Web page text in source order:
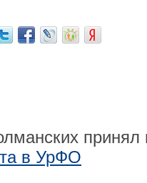
принял
в УрФО